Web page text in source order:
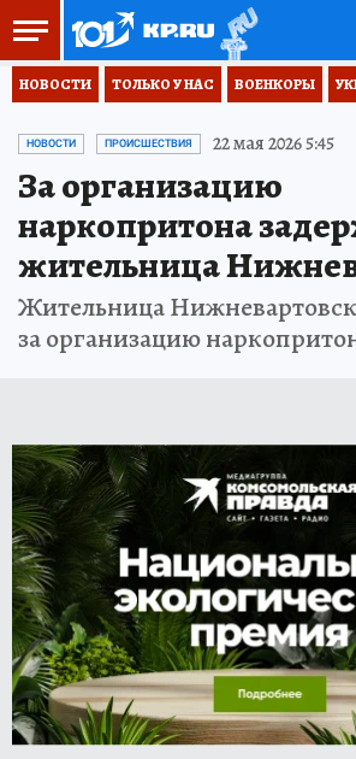
НОВОСТИ ТОЛЬКО У НАС ВОЕНКОРЫ
НОВОСТИ ПРОИСШЕСТВИЯ 22 мая 2026 5:45
За организацию
наркопритона
жительница
Жительница
за организацию